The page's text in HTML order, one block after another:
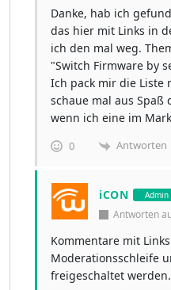
Danke, hab ich
das hier mit Links in
ich den mal weg.
"Switch Firmware by
Ich pack mir die Liste
schaue mal aus Spaß
wenn ich eine im
0 Antworten
iCON Admin
Antworten
Kommentare mit
Moderationsschleife
freigeschaltet werden.